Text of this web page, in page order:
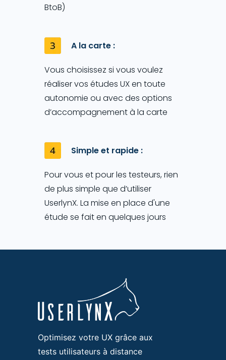
BtoB)
A la carte :
Vous choisissez si vous voulez
réaliser vos études UX en toute
autonomie ou avec des options
d’accompagnement à la carte
Simple et rapide :
Pour vous et pour les testeurs, rien
de plus simple que d’utiliser
UserlynX. La mise en place d'une
étude se fait en quelques jours
Optimisez votre UX grâce aux
tests utilisateurs à distance